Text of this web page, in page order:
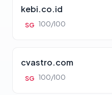
kebi.co.id
SG 100/100
cvastro.com
SG 100/100